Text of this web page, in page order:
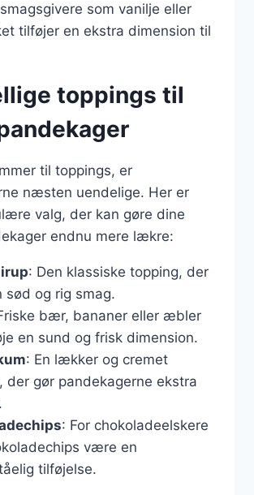
som vanilje eller
tilføjer en ekstra dimension til
toppings til
til toppings, er
næsten uendelige. Her er
valg, der kan gøre dine
endnu mere lækre:
: Den klassiske topping, der
sød og rig smag.
bær, bananer eller æbler
en sund og frisk dimension.
: En lækker og cremet
der gør pandekagerne ekstra
: For chokoladeelskere
være en
tilføjelse.